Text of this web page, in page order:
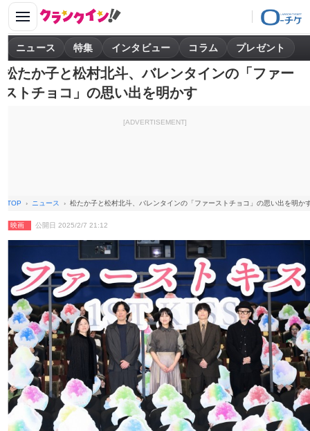
ニュース 特集 インタビュー コラム プレゼント
松たか子と松村北斗、バレンタインの「ファー
ストチョコ」の思い出を明かす
[ADVERTISEMENT]
TOP ニュース 松たか子と松村北斗、バレンタインの「ファーストチョコ」の思い出を明か
映画 公開日 2025/2/7 21:12